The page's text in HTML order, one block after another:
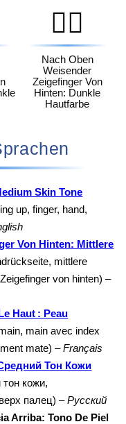
👆🏿
Nach Oben
Weisender
Zeigefinger Von
Hinten: Dunkle
Hautfarbe
Sprachen
Skin Tone
up, finger, hand,
Von Hinten: Mittlere
mittlere
von hinten) –
Haut : Peau
main avec index
mate) –Français
Тон Кожи
кожи,
палец) –Русский
Arriba: Tono De Piel